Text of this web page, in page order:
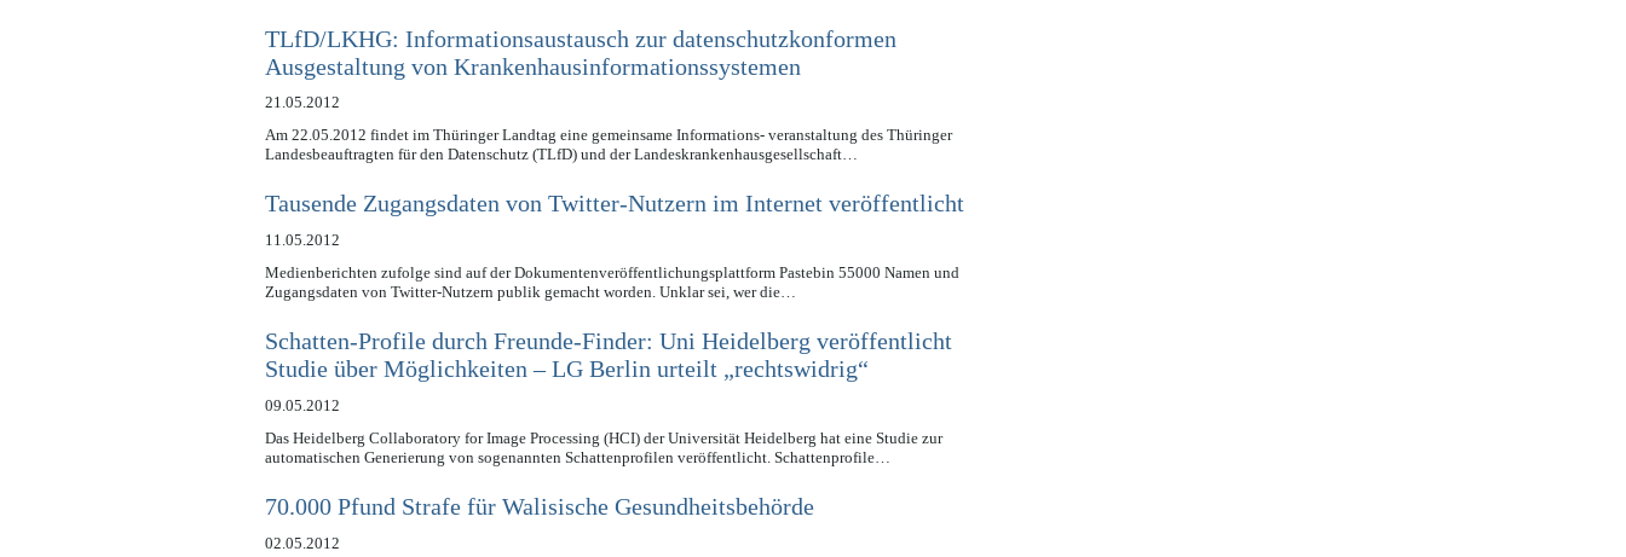
TLfD/LKHG: Informationsaustausch zur datenschutzkonformen
Ausgestaltung von Krankenhausinformationssystemen
21.05.2012
Am 22.05.2012 findet im Thüringer Landtag eine gemeinsame Informations- veranstaltung des Thüringer
Landesbeauftragten für den Datenschutz (TLfD) und der Landeskrankenhausgesellschaft…
Tausende Zugangsdaten von Twitter-Nutzern im Internet veröffentlicht
11.05.2012
Medienberichten zufolge sind auf der Dokumentenveröffentlichungsplattform Pastebin 55000 Namen und
Zugangsdaten von Twitter-Nutzern publik gemacht worden. Unklar sei, wer die…
Schatten-Profile durch Freunde-Finder: Uni Heidelberg veröffentlicht
Studie über Möglichkeiten – LG Berlin urteilt „rechtswidrig“
09.05.2012
Das Heidelberg Collaboratory for Image Processing (HCI) der Universität Heidelberg hat eine Studie zur
automatischen Generierung von sogenannten Schattenprofilen veröffentlicht. Schattenprofile…
70.000 Pfund Strafe für Walisische Gesundheitsbehörde
02.05.2012